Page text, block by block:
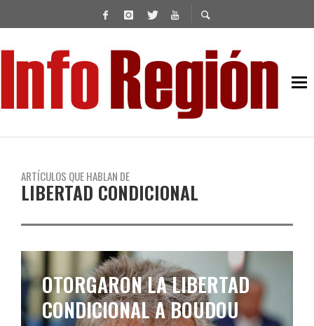
ARTÍCULOS QUE HABLAN DE
LIBERTAD CONDICIONAL
OTORGARON LA LIBERTAD
CONDICIONAL A BOUDOU